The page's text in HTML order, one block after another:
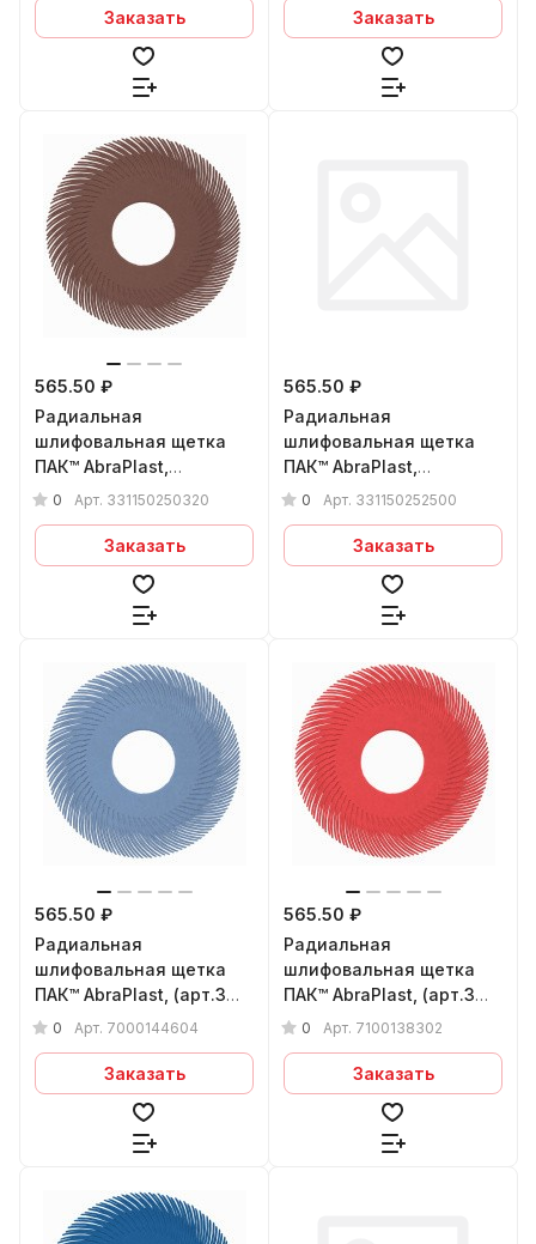
Заказать Заказать
565.50 ₽
Радиальная
шлифовальная щетка
ПАК™ AbraPlast,
150x1,5x25 мм, (кор.),
0 Арт. 331150250320
Заказать
565.50 ₽
Радиальная
шлифовальная щетка
ПАК™ AbraPlast,
150x1,5x25 мм, (бел.),
0 Арт. 331150252500
Заказать
565.50 ₽
Радиальная
шлифовальная щетка
ПАК™ AbraPlast, (арт.3М
33058) 150x1,5x25 мм,
0 Арт. 7000144604
Заказать
565.50 ₽
Радиальная
шлифовальная щетка
ПАК™ AbraPlast, (арт.3М
33057)150x1,5x25 мм,
0 Арт. 7100138302
Заказать